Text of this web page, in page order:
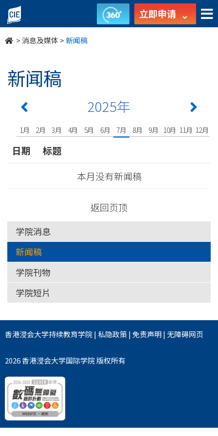
undefined 立即申请
>消息及媒体 >新闻稿
新闻稿
2025年
1月 2月 3月 4月 5月 6月 7月 8月 9月 10月 11月 12月
日期
标题
本月没有新闻稿
返回页顶
学院消息
新闻稿
学院刊物
学院短片
香港浸会大学持续教育学院| 私隐政策|免责声明|无障碍网页
2026 香港浸会大学国际学院 版权所有